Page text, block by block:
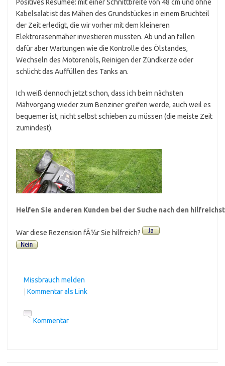
Positives Resümee: mit einer Schnittbreite von 48 cm und ohne
Kabelsalat ist das Mähen des Grundstückes in einem Bruchteil
der Zeit erledigt, die wir vorher mit dem kleineren
Elektrorasenmäher investieren mussten. Ab und an fallen
dafür aber Wartungen wie die Kontrolle des Ölstandes,
Wechseln des Motorenöls, Reinigen der Zündkerze oder
schlicht das Auffüllen des Tanks an.
Ich weiß dennoch jetzt schon, dass ich beim nächsten
Mähvorgang wieder zum Benziner greifen werde, auch weil es
bequemer ist, nicht selbst schieben zu müssen (die meiste Zeit
zumindest).
Helfen Sie anderen Kunden bei der Suche nach den
War diese Rezension fÃ¼r Sie hilfreich?
Missbrauch melden
Kommentar als Link
Kommentar